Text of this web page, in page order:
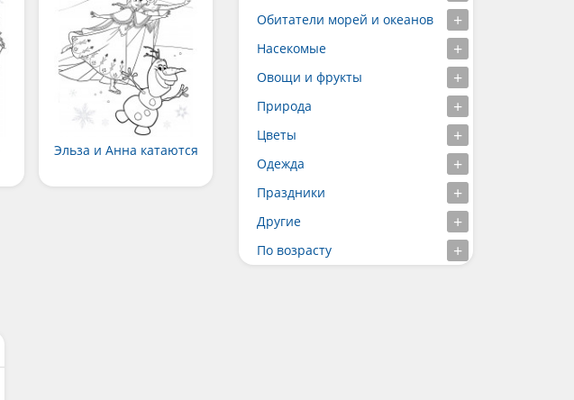
Эльза и Анна катаются
Обитатели морей и океанов
Насекомые
Овощи и фрукты
Природа
Цветы
Одежда
Праздники
Другие
По возрасту